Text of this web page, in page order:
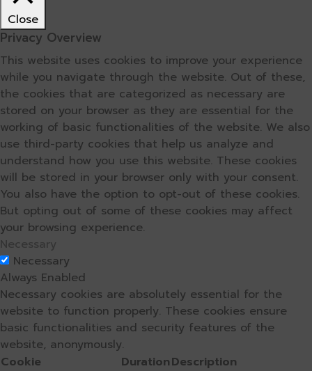
Close
Privacy Overview
This website uses cookies to improve your experience
while you navigate through the website. Out of these,
the cookies that are categorized as necessary are
stored on your browser as they are essential for the
working of basic functionalities of the website. We also
use third-party cookies that help us analyze and
understand how you use this website. These cookies
will be stored in your browser only with your consent.
You also have the option to opt-out of these cookies.
But opting out of some of these cookies may affect
your browsing experience.
Necessary
Necessary
Always Enabled
Necessary cookies are absolutely essential for the
website to function properly. These cookies ensure
basic functionalities and security features of the
website, anonymously.
Cookie
DurationDescription